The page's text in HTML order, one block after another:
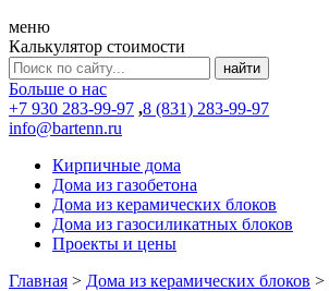
меню
Калькулятор стоимости
Больше о нас
+7 930 283-99-97 ,8 (831) 283-99-97
info@bartenn.ru
Кирпичные дома
Дома из газобетона
Дома из керамических блоков
Дома из газосиликатных блоков
Проекты и цены
Главная > Дома из керамических блоков >